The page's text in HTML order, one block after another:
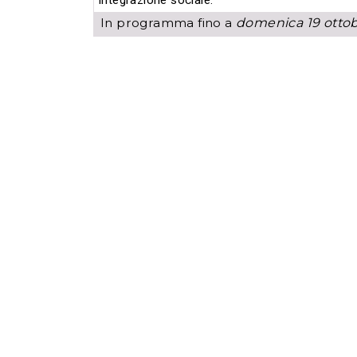
In programma fino a domenica 19